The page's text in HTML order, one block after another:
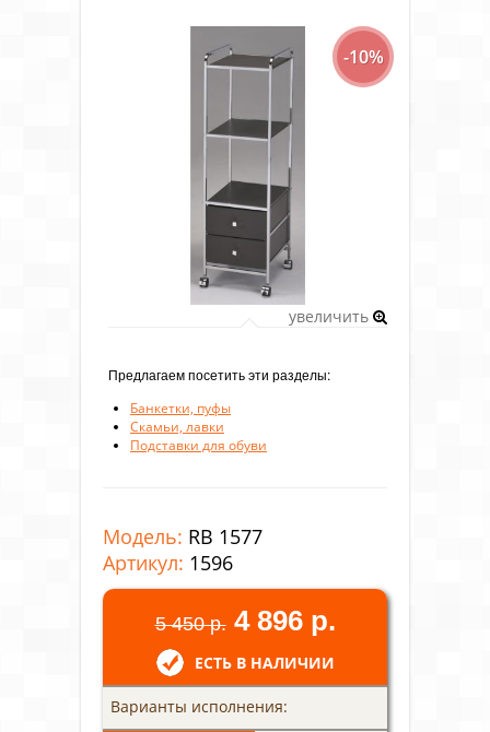
-10%
увеличить
Предлагаем посетить эти разделы:
Банкетки, пуфы
Скамьи, лавки
Подставки для обуви
Модель: RB 1577
Артикул: 1596
5 450 р. 4 896 р.
ЕСТЬ В НАЛИЧИИ
Варианты исполнения: